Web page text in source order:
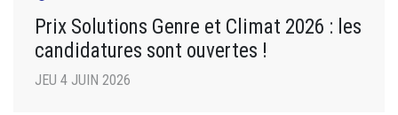
Prix Solutions Genre et Climat 2026 : les
candidatures sont ouvertes !
JEU 4 JUIN 2026